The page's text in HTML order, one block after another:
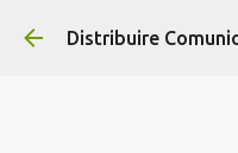
Passa ai
Distribuire